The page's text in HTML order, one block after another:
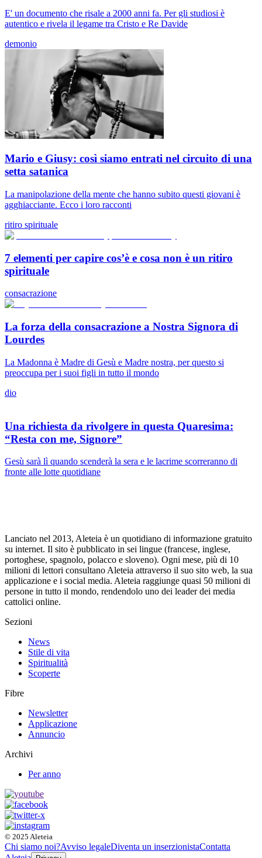
E' un documento che risale a 2000 anni fa. Per gli studiosi è
autentico e rivela il legame tra Cristo e Re Davide
demonio
Mario e Giusy: così siamo entrati nel circuito di una
setta satanica
La manipolazione della mente che hanno subito questi giovani è
agghiacciante. Ecco i loro racconti
ritiro spirituale
7 elementi per capire cos’è e cosa non è un ritiro
spirituale
consacrazione
La forza della consacrazione a Nostra Signora di
Lourdes
La Madonna è Madre di Gesù e Madre nostra, per questo si
preoccupa per i suoi figli in tutto il mondo
dio
Una richiesta da rivolgere in questa Quaresima:
“Resta con me, Signore”
Gesù sarà lì quando scenderà la sera e le lacrime scorreranno di
fronte alle lotte quotidiane
Lanciato nel 2013, Aleteia è un quotidiano di informazione gratuito
su internet. Il sito è pubblicato in sei lingue (francese, inglese,
portoghese, spagnolo, polacco e sloveno). Ogni mese, più di 10
milioni di lettori consultano Aleteia attraverso il suo sito web, la sua
applicazione e i social media. Aleteia raggiunge quasi 50 milioni di
persone in tutto il mondo, rendendolo uno dei leader dei media
cattolici online.
Sezioni
News
Stile di vita
Spiritualità
Scoperte
Fibre
Newsletter
Applicazione
Annuncio
Archivi
Per anno
© 2025 Aleteia
Chi siamo noi?Avviso legaleDiventa un inserzionistaContatta